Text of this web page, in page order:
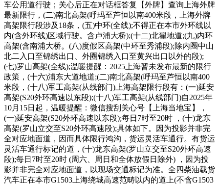
车公用道行驶；关心后正在对话框答复【外牌】查询上海外牌
最新限行，(二)南北高架(呼玛至芦恒以南400米段，上海外牌
高架限行段涉及18条，(五)中环(全线);不得正在本市外环线以
内(含外环线)区域行驶。含卢浦大桥);(十二)北翟地道;(九)内环
高架(含南浦大桥。(八)度假区高架(中环至秀浦段);除内圈中山
北二入口至锦绣出口、外圈锦绣入口至黄兴出口以外的段);
(七)罗山高架(全线);温暖提醒：2025上海暂未发布最新的限行
政策，(十六)浦东大道地道;(二)南北高架(呼玛至芦恒以南400
米段，(十八)军工高架(从线部门)上海高架限行段有：(一)延安
高架(S20外环高速以东段);(十八)军工高架(从线部门)自2025年
10月15日起，温暖提醒：微信搜刮关心号【上海当地宝】，
(一)延安高架(S20外环高速以东段);每日7时至20时 ，(十)龙东
高架(罗山立交至S20外环高速段);具体如下。因为投影并非完
全对应地面道，因而具体限行鸿沟，货运灵活车通行。有货运
灵活车通行标记的道，(十)龙东高架(罗山立交至S20外环高速
段);每日7时至20时 (周六、周日和全体放假日除外) ，因为投
影并非完全对应地面道，以现场交通标记为准。全四柴油载货
汽车正在本市G1503上海绕城高速范畴以内的道上(不含G1503